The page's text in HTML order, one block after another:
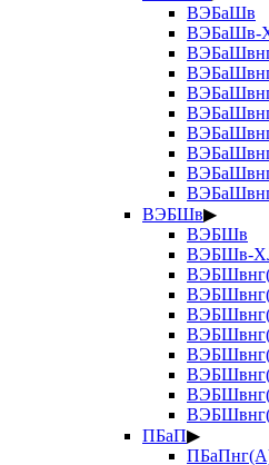
ВЭБаШв
ВЭБаШв-
ВЭБШв▶
ВЭБШв
ВЭБШв-
ПБаП▶